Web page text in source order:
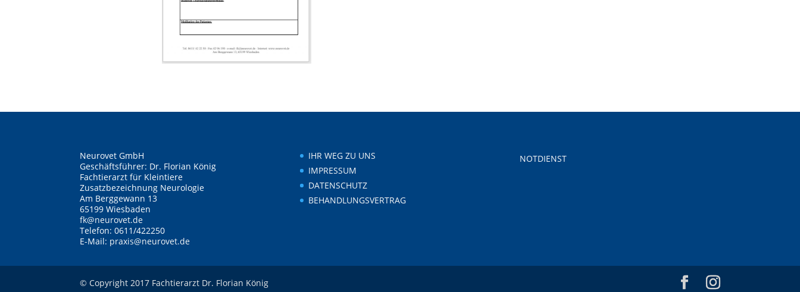
Neurovet GmbH
Geschäftsführer: Dr. Florian König
Fachtierarzt für Kleintiere
Zusatzbezeichnung Neurologie
Am Berggewann 13
65199 Wiesbaden
fk@neurovet.de
Telefon: 0611/422250
E-Mail: praxis@neurovet.de
IHR WEG ZU UNS
IMPRESSUM
DATENSCHUTZ
BEHANDLUNGSVERTRAG
NOTDIENST
© Copyright 2017 Fachtierarzt Dr. Florian König